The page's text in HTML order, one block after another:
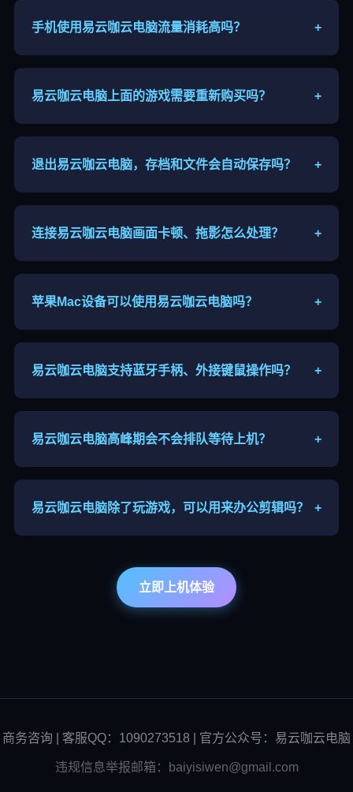
手机使用易云咖云电脑流量消耗高吗？
+
游玩建议连接WiFi，户外慎用移动流量。
易云咖云电脑上面的游戏需要重新购买吗？
+
号，已购买游戏直接登录即可游玩。
退出易云咖云电脑，存档和文件会自动保存吗？
+
自行网盘备份导出。
连接易云咖云电脑画面卡顿、拖影怎么处理？
+
软件，优先使用5G WiFi。
苹果Mac设备可以使用易云咖云电脑吗？
+
需要开启系统权限保证音画、输入正常。
易云咖云电脑支持蓝牙手柄、外接键鼠操作吗？
+
配绝大多数网游与单机操作。
易云咖云电脑高峰期会不会排队等待上机？
+
峰上线，优先套餐可缩短等待时长。
易云咖云电脑除了玩游戏，可以用来办公剪辑吗？
+
立即上机体验
商务咨询 | 客服QQ：1090273518 | 官方公众号：易云咖云电脑
违规信息举报邮箱：baiyisiwen@gmail.com